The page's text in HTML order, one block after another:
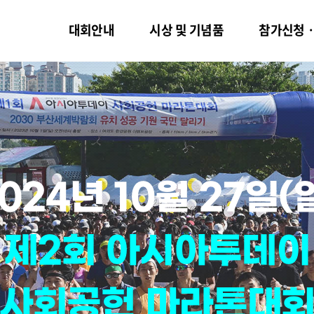
대회안내 시상 및 기념품 참가신청
년 10월 27일(
제2회 아시아투데이